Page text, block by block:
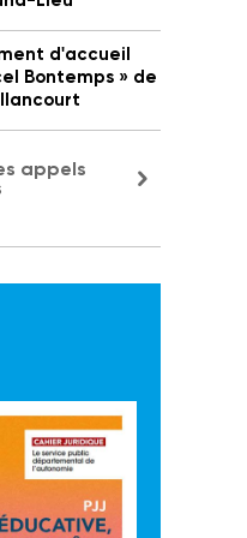
d'accueil
Bontemps » de
appels